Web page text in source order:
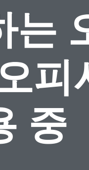
는
피
중